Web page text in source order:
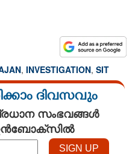
, INVESTIGATION, SIT
ദിവസവും
സംഭവങ്ങൾ